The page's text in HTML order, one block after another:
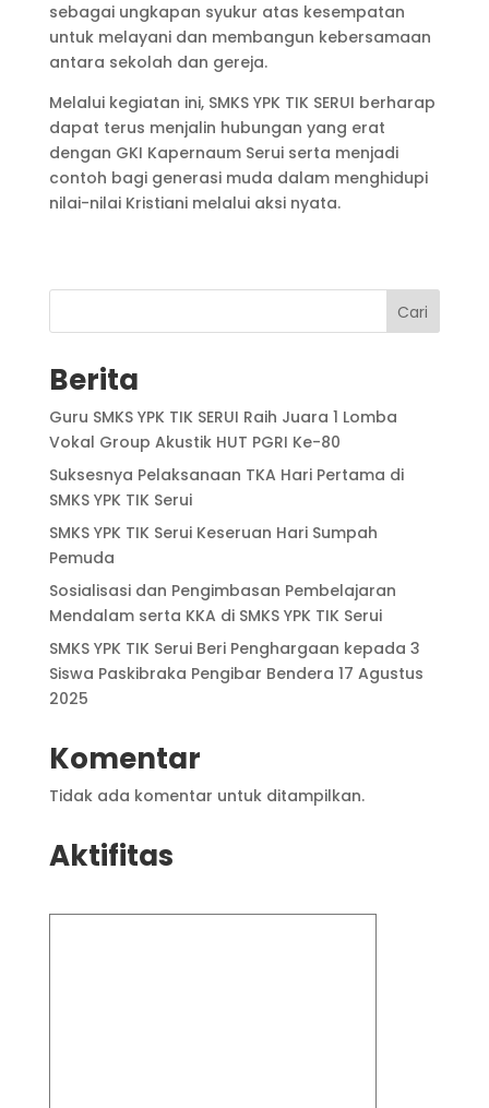
sebagai ungkapan syukur atas kesempatan
untuk melayani dan membangun kebersamaan
antara sekolah dan gereja.
Melalui kegiatan ini, SMKS YPK TIK SERUI berharap
dapat terus menjalin hubungan yang erat
dengan GKI Kapernaum Serui serta menjadi
contoh bagi generasi muda dalam menghidupi
nilai-nilai Kristiani melalui aksi nyata.
Cari
Berita
Guru SMKS YPK TIK SERUI Raih Juara 1 Lomba
Vokal Group Akustik HUT PGRI Ke-80
Suksesnya Pelaksanaan TKA Hari Pertama di
SMKS YPK TIK Serui
SMKS YPK TIK Serui Keseruan Hari Sumpah
Pemuda
Sosialisasi dan Pengimbasan Pembelajaran
Mendalam serta KKA di SMKS YPK TIK Serui
SMKS YPK TIK Serui Beri Penghargaan kepada 3
Siswa Paskibraka Pengibar Bendera 17 Agustus
2025
Komentar
Tidak ada komentar untuk ditampilkan.
Aktifitas